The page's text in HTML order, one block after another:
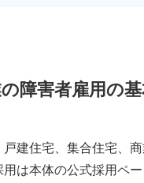
障害者雇用の
建住宅、集合住宅、
は本体の公式採用ペー